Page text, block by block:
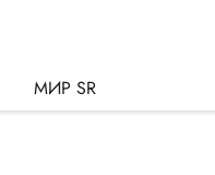
МИР SR